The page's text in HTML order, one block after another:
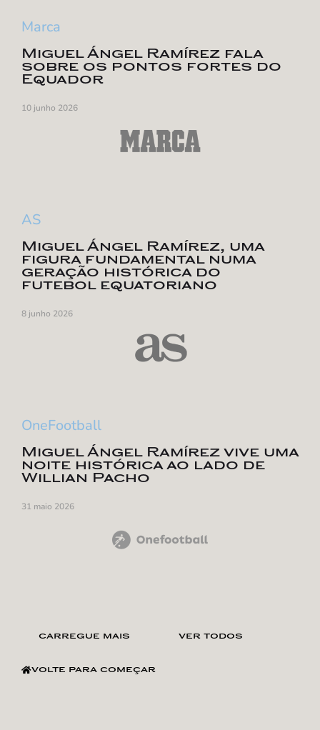
Marca
Miguel Ángel Ramírez fala
sobre os pontos fortes do
Equador
10 junho 2026
AS
Miguel Ángel Ramírez, uma
figura fundamental numa
geração histórica do
futebol equatoriano
8 junho 2026
OneFootball
Miguel Ángel Ramírez vive uma
noite histórica ao lado de
Willian Pacho
31 maio 2026
carregue mais ver todos
volte para começar